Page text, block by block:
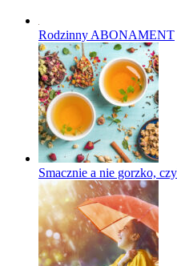
Rodzinny ABONAMENT
Smacznie a nie gorzko,